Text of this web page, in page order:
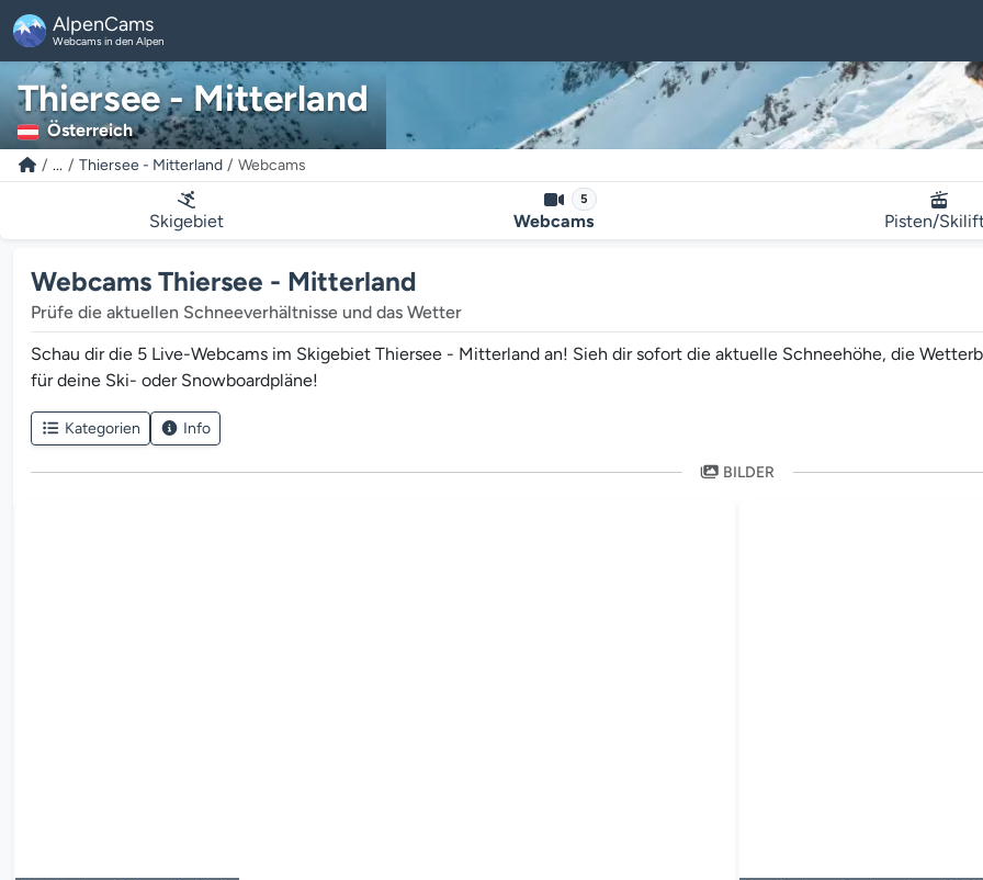
AlpenCams
Webcams in den Alpen
Thiersee - Mitterland
Österreich
... Thiersee - Mitterland Webcams
Skigebiet
5
Webcams Pisten/
Webcams Thiersee - Mitterland
Prüfe die aktuellen Schneeverhältnisse und das Wetter
Schau dir die 5 Live-Webcams im Skigebiet Thiersee - Mitterland an! Sieh dir sofort die aktuelle Schneehöhe, die
für deine Ski- oder Snowboardpläne!
Kategorien Info
BILDER